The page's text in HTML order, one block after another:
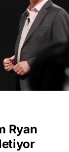
Ryan